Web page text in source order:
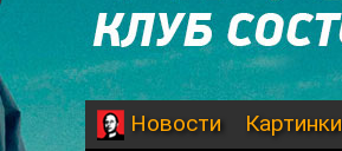
Новости Картинки